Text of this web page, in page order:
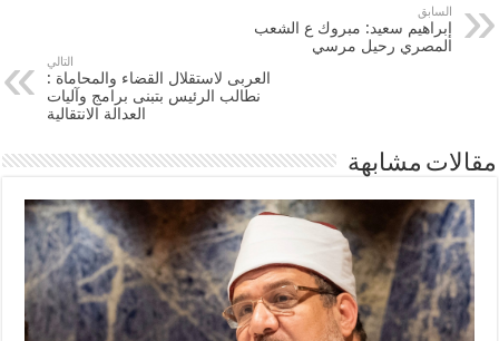
السابق
إبراهيم سعيد: مبروك ع الشعب
المصري رحيل مرسي
التالي
العربى لاستقلال القضاء والمحاماة :
نطالب الرئيس بتبنى برامج وآليات
العدالة الانتقالية
مقالات مشابهة